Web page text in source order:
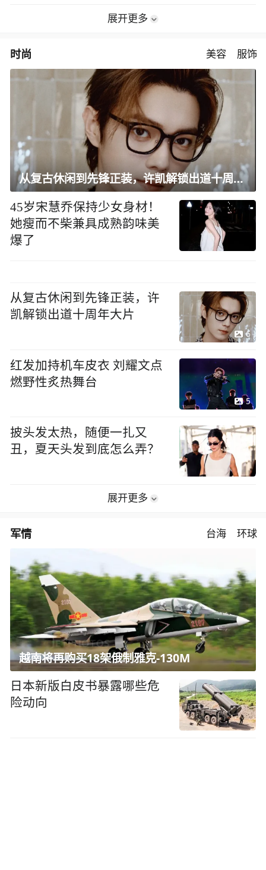
展开更多
时尚 美容 服饰
从复古休闲到先锋正装，许凯解锁出道十周年大片
45岁宋慧乔保持少女身材！
她瘦而不柴兼具成熟韵味美
爆了
从复古休闲到先锋正装，许
凯解锁出道十周年大片
6
红发加持机车皮衣 刘耀文点
燃野性炙热舞台
5
披头发太热，随便一扎又
丑，夏天头发到底怎么弄？
展开更多
军情 台海 环球
越南将再购买18架俄制雅克-130M
日本新版白皮书暴露哪些危
险动向